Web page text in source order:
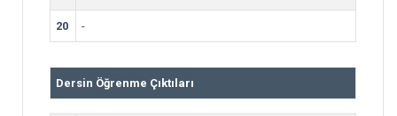
20 -
Dersin Öğrenme Çıktıları